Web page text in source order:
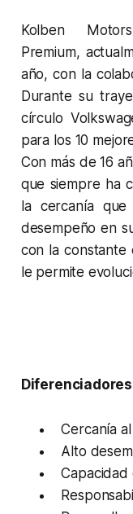
Kolben
Premium,
año, con la
Durante su
círculo
para los 10
Con más de 16
que siempre ha
la cercanía
desempeño en
con la constante
le permite
Diferenciadores
Cercanía
Alto
Capacidad